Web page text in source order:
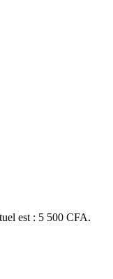
est : 5 500 CFA.